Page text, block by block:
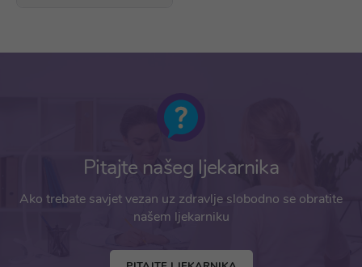
Pitajte našeg ljekarnika
Ako trebate savjet vezan uz zdravlje slobodno se obratite
našem ljekarniku